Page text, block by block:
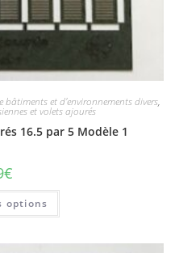
et d'environnements divers,
et volets ajourés
16.5 par 5 Modèle 1
€
options